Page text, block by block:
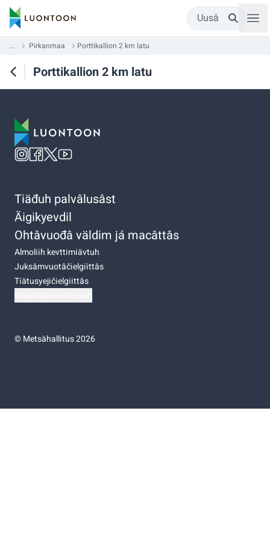
Uusâ
... Pirkanmaa Porttikallion 2 km latu
Porttikallion 2 km latu
Tiäđuh palvâlusâst
Äigikyevdil
Ohtâvuođâ väldim já macâttâs
Almoliih kevttimiävtuh
Juksâmvuotâčielgiittâs
Tiätusyejičielgiittâs
©Metsähallitus 2026